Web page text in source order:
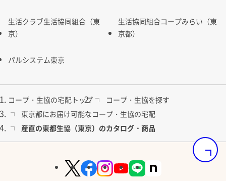
生活クラブ生活協同組合（東
京）
生活協同組合コープみらい（東
京都）
パルシステム東京
コープ・生協の宅配トップ
コープ・生協を探す
東京都にお届け可能なコープ・生協の宅配
産直の東都生協（東京）のカタログ・商品
ページ